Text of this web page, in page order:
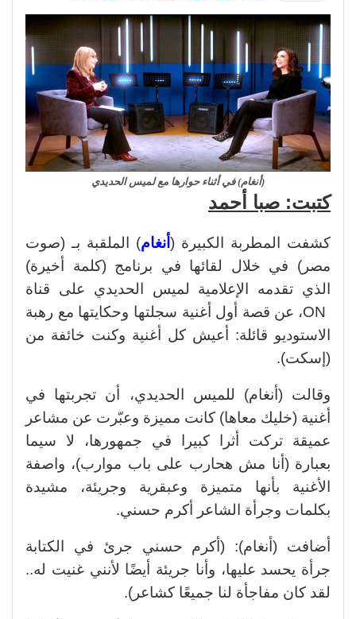
(أنغام) في أثناء حوارها مع لميس الحديدي
كتبت: صبا أحمد
كشفت المطربة الكبيرة ( أنغام) الملقبة بـ (صوت
مصر) في خلال لقائها في برنامج (كلمة أخيرة)
الذي تقدمه الإعلامية لميس الحديدي على قناة
ON، عن قصة أول أغنية سجلتها وحكايتها مع رهبة
الاستوديو قائلة: أعيش كل أغنية وكنت خائفة من
(إسكت).
وقالت (أنغام) للميس الحديدي، أن تجربتها في
أغنية (خليك معاها) كانت مميزة وعبّرت عن مشاعر
عميقة تركت أثرا كبيرا في جمهورها، لا سيما
بعبارة (أنا مش هحارب على باب موارب)، واصفة
الأغنية بأنها متميزة وعبقرية وجريئة، مشيدة
بكلمات وجرأة الشاعر أكرم حسني.
أضافت (أنغام): (أكرم حسني جرئ في الكتابة
جرأة يحسد عليها، وأنا جريئة أيضًا لأنني غنيت له..
لقد كان مفاجأة لنا جميعًا كشاعر).